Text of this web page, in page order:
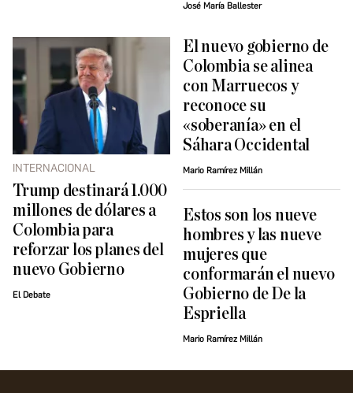
José María Ballester
INTERNACIONAL
Trump destinará 1.000
millones de dólares a
Colombia para
reforzar los planes del
nuevo Gobierno
El Debate
El nuevo gobierno de
Colombia se alinea
con Marruecos y
reconoce su
«soberanía» en el
Sáhara Occidental
Mario Ramírez Millán
Estos son los nueve
hombres y las nueve
mujeres que
conformarán el nuevo
Gobierno de De la
Espriella
Mario Ramírez Millán